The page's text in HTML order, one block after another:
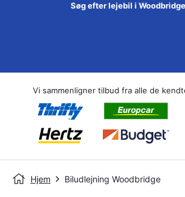
Søg efter lejebil i
Vi sammenligner tilbud fra alle de
Hjem Biludlejning Woodbridge